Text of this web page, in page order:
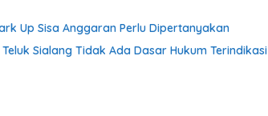
Up Sisa Anggaran Perlu Dipertanyakan
Sialang Tidak Ada Dasar Hukum Terindikasi